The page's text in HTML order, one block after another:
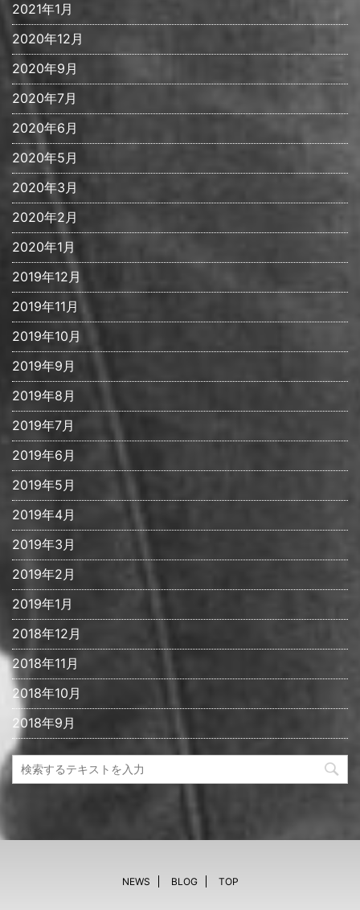
2021年1月
2020年12月
2020年9月
2020年7月
2020年6月
2020年5月
2020年3月
2020年2月
2020年1月
2019年12月
2019年11月
2019年10月
2019年9月
2019年8月
2019年7月
2019年6月
2019年5月
2019年4月
2019年3月
2019年2月
2019年1月
2018年12月
2018年11月
2018年10月
2018年9月
NEWS BLOG TOP